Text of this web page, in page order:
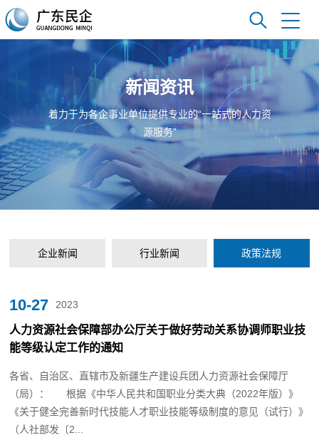
新闻资讯
着力于为各企事业单位提供专业的“一站式的人力资
源服务”
企业新闻 行业新闻 政策法规
10-27 2023
人力资源社会保障部办公厅关于做好劳动关系协调师职业技
能等级认定工作的通知
各省、自治区、直辖市及新疆生产建设兵团人力资源社会保障厅
（局）： 根据《中华人民共和国职业分类大典（2022年版）》
《关于健全完善新时代技能人才职业技能等级制度的意见（试行）》
（人社部发〔2...